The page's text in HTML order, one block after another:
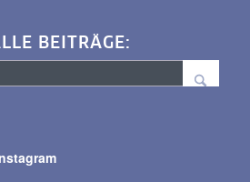
BEITRÄGE: